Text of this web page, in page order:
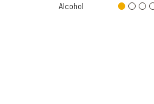
Alcohol